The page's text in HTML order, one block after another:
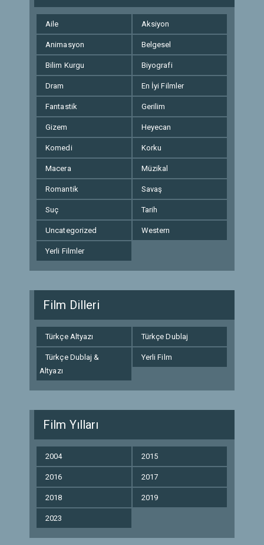
Aile Aksiyon
Animasyon Belgesel
Bilim Kurgu Biyografi
Dram En İyi Filmler
Fantastik Gerilim
Gizem Heyecan
Komedi Korku
Macera Müzikal
Romantik Savaş
Suç Tarih
Uncategorized Western
Yerli Filmler
Film Dilleri
Türkçe Altyazı Türkçe Dublaj
Türkçe Dublaj &
Altyazı
Yerli Film
Film Yılları
2004 2015
2016 2017
2018 2019
2023